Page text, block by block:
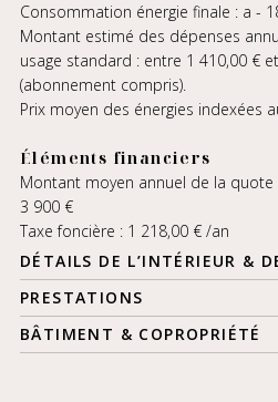
Consommation énergie finale : a -
Montant estimé des dépenses
usage standard : entre 1 410,00 €
(abonnement compris).
Prix moyen des énergies indexées
Éléments financiers
Montant moyen annuel de la
3 900 €
Taxe foncière : 1 218,00 € /an
DÉTAILS DE L’INTÉRIEUR &
PRESTATIONS
BÂTIMENT & COPROPRIÉTÉ